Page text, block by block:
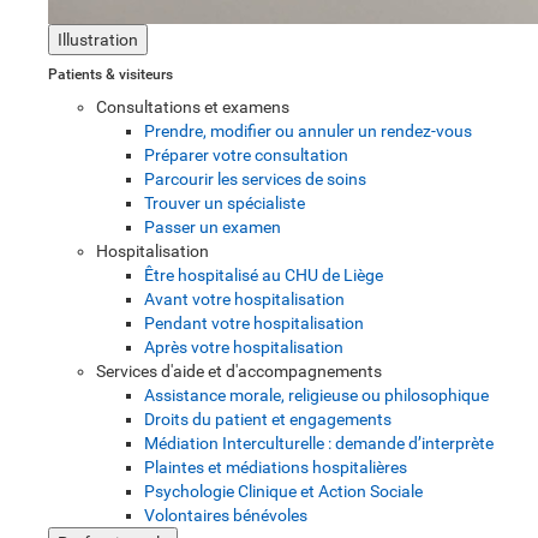
Illustration
Patients & visiteurs
Consultations et examens
Prendre, modifier ou annuler un rendez-vous
Préparer votre consultation
Parcourir les services de soins
Trouver un spécialiste
Passer un examen
Hospitalisation
Être hospitalisé au CHU de Liège
Avant votre hospitalisation
Pendant votre hospitalisation
Après votre hospitalisation
Services d'aide et d'accompagnements
Assistance morale, religieuse ou philosophique
Droits du patient et engagements
Médiation Interculturelle : demande d’interprète
Plaintes et médiations hospitalières
Psychologie Clinique et Action Sociale
Volontaires bénévoles